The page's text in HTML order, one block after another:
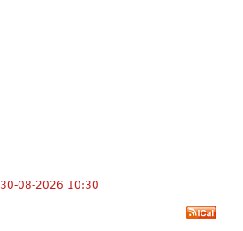
30-08-2026 10:30